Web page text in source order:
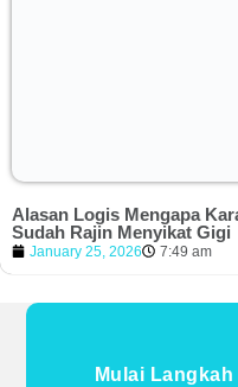
Alasan Logis Mengapa
Sudah Rajin Menyikat Gigi
January 25, 2026 7:49 am
Mulai